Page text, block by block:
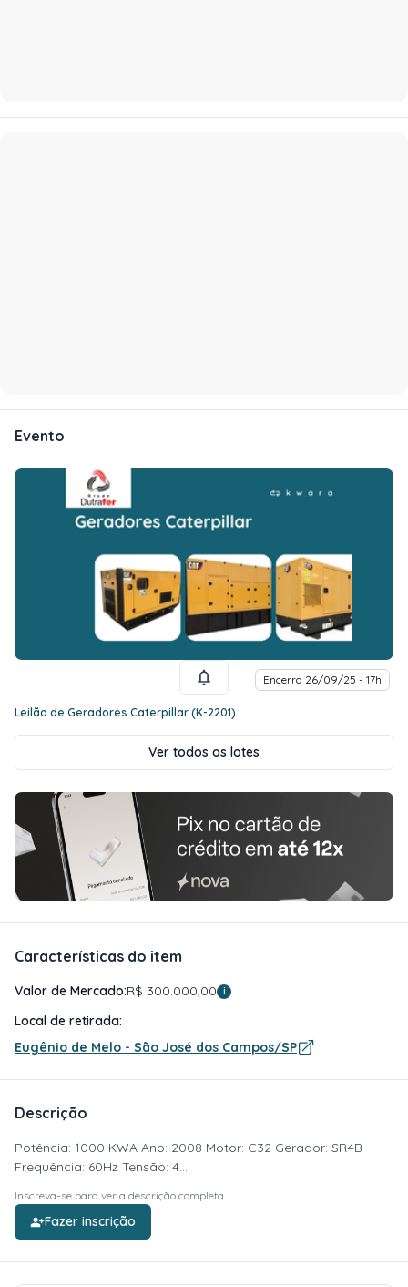
Evento
Encerra 26/09/25 - 17h
Leilão de Geradores Caterpillar (K-2201)
Ver todos os lotes
Características do item
Valor de Mercado:R$ 300.000,00 i
Local de retirada:
Eugênio de Melo - São José dos Campos/SP
Descrição
Potência: 1000 KWA Ano: 2008 Motor: C32 Gerador: SR4B
Frequência: 60Hz Tensão: 4...
Inscreva-se para ver a descrição completa
Fazer inscrição